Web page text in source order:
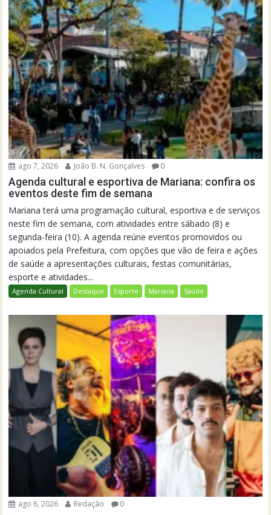
ago 7, 2026 João B. N. Gonçalves 0
Agenda cultural e esportiva de Mariana: confira os
eventos deste fim de semana
Mariana terá uma programação cultural, esportiva e de serviços
neste fim de semana, com atividades entre sábado (8) e
segunda-feira (10). A agenda reúne eventos promovidos ou
apoiados pela Prefeitura, com opções que vão de feira e ações
de saúde a apresentações culturais, festas comunitárias,
esporte e atividades...
Agenda Cultural Destaque Esporte Mariana Saúde
ago 6, 2026 Redação 0